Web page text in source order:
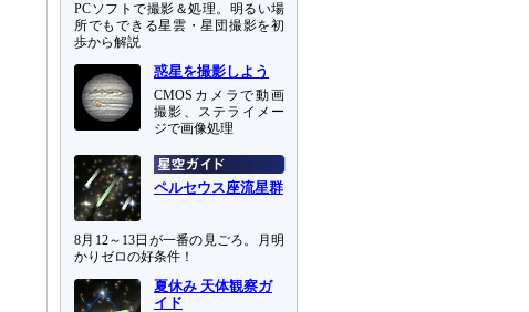
PCソフトで撮影＆処理。明るい場
所でもできる星雲・星団撮影を初
歩から解説
惑星を撮影しよう
CMOSカメラで動画
撮影、ステライメー
ジで画像処理
ペルセウス座流星群
8月12～13日が一番の見ごろ。月明
かりゼロの好条件！
夏休み 天体観察ガ
イド